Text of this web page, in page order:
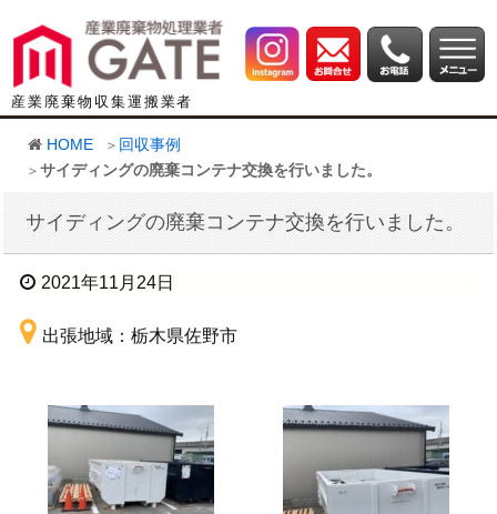
産業廃棄物収集運搬業者
HOME
回収事例
サイディングの廃棄コンテナ交換を行いました。
サイディングの廃棄コンテナ交換を行いました。
2021年11月24日
出張地域：栃木県佐野市